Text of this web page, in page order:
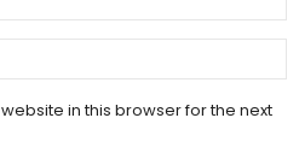
in this browser for the next